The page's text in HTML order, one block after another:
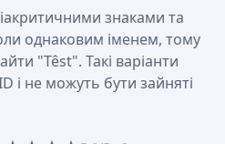
знаками та
однаковим іменем, тому
"Têst". Такі варіанти
і не можуть бути зайняті